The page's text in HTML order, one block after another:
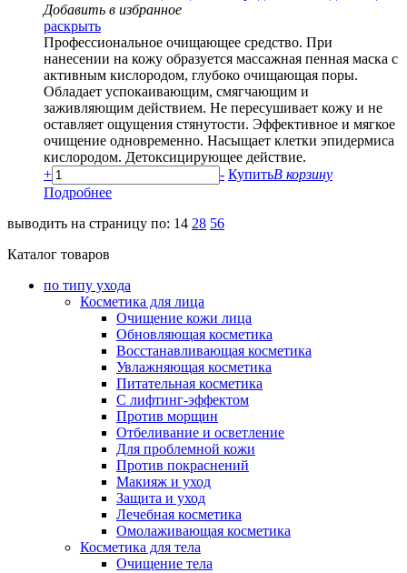
Добавить в избранное
раскрыть
Профессиональное очищающее средство. При
нанесении на кожу образуется массажная пенная маска с
активным кислородом, глубоко очищающая поры.
Обладает успокаивающим, смягчающим и
заживляющим действием. Не пересушивает кожу и не
оставляет ощущения стянутости. Эффективное и мягкое
очищение одновременно. Насыщает клетки эпидермиса
кислородом. Детоксицирующее действие.
+
- КупитьВ корзину
Подробнее
выводить на страницу по: 14 28 56
Каталог товаров
по типу ухода
Косметика для лица
Очищение кожи лица
Обновляющая косметика
Восстанавливающая косметика
Увлажняющая косметика
Питательная косметика
С лифтинг-эффектом
Против морщин
Отбеливание и осветление
Для проблемной кожи
Против покраснений
Макияж и уход
Защита и уход
Лечебная косметика
Омолаживающая косметика
Косметика для тела
Очищение тела